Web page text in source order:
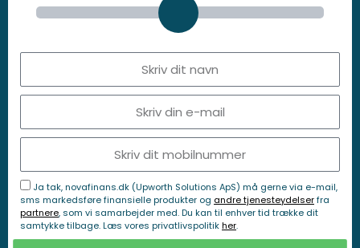
Ja tak, novafinans.dk (Upworth Solutions ApS) må gerne via e-mail,
sms markedsføre finansielle produkter og andre tjenesteydelserfra
partnere, som vi samarbejder med. Du kan til enhver tid trække dit
samtykke tilbage. Læs vores privatlivspolitikher.